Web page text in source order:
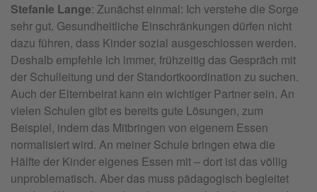
Stefanie Lange: Zunächst einmal: Ich verstehe die Sorge
sehr gut. Gesundheitliche Einschränkungen dürfen nicht
dazu führen, dass Kinder sozial ausgeschlossen werden.
Deshalb empfehle ich immer, frühzeitig das Gespräch mit
der Schulleitung und der Standortkoordination zu suchen.
Auch der Elternbeirat kann ein wichtiger Partner sein. An
vielen Schulen gibt es bereits gute Lösungen, zum
Beispiel, indem das Mitbringen von eigenem Essen
normalisiert wird. An meiner Schule bringen etwa die
Hälfte der Kinder eigenes Essen mit – dort ist das völlig
unproblematisch. Aber das muss pädagogisch begleitet